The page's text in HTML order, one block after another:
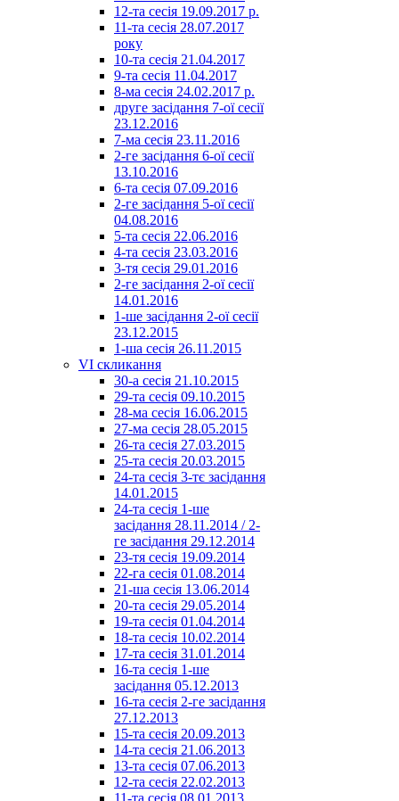
12-та сесія 19.09.2017 р.
11-та сесія 28.07.2017
року
10-та сесія 21.04.2017
9-та сесія 11.04.2017
8-ма сесія 24.02.2017 р.
друге засідання 7-ої сесії
23.12.2016
7-ма сесія 23.11.2016
2-ге засідання 6-ої сесії
13.10.2016
6-та сесія 07.09.2016
2-ге засідання 5-ої сесії
04.08.2016
5-та сесія 22.06.2016
4-та сесія 23.03.2016
3-тя сесія 29.01.2016
2-ге засідання 2-ої сесії
14.01.2016
1-ше засідання 2-ої сесії
23.12.2015
1-ша сесія 26.11.2015
VI скликання
30-а сесія 21.10.2015
29-та сесія 09.10.2015
28-ма сесія 16.06.2015
27-ма сесія 28.05.2015
26-та сесія 27.03.2015
25-та сесія 20.03.2015
24-та сесія 3-тє засідання
14.01.2015
24-та сесія 1-ше
засідання 28.11.2014 / 2-
ге засідання 29.12.2014
23-тя сесія 19.09.2014
22-га сесія 01.08.2014
21-ша сесія 13.06.2014
20-та сесія 29.05.2014
19-та сесія 01.04.2014
18-та сесія 10.02.2014
17-та сесія 31.01.2014
16-та сесія 1-ше
засідання 05.12.2013
16-та сесія 2-ге засідання
27.12.2013
15-та сесія 20.09.2013
14-та сесія 21.06.2013
13-та сесія 07.06.2013
12-та сесія 22.02.2013
11-та сесія 08.01.2013